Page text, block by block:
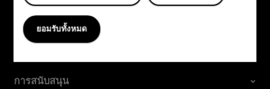
สำรวจ
เกี่ยวกับ
การสนับสนุน
ยอมรับทั้งหมด